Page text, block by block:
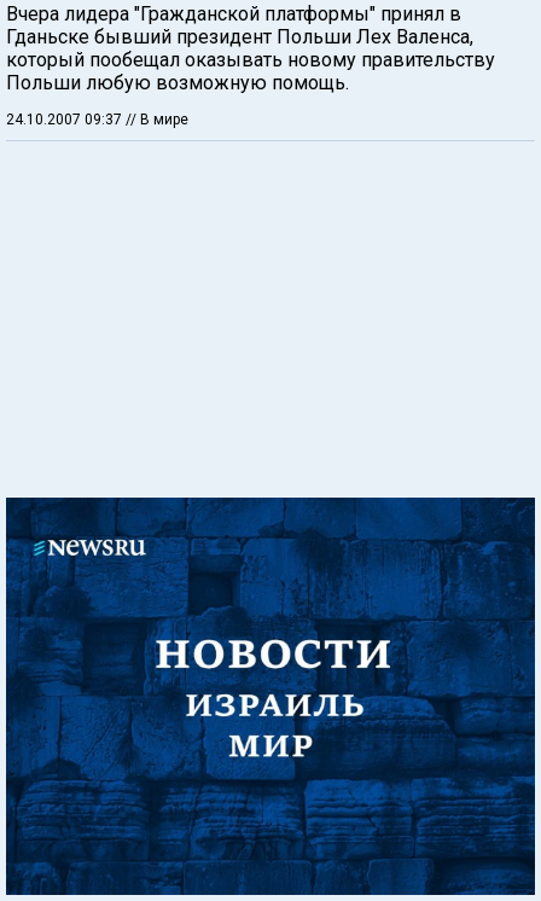
Вчера лидера "Гражданской платформы" принял в
Гданьске бывший президент Польши Лех Валенса,
который пообещал оказывать новому правительству
Польши любую возможную помощь.
24.10.2007 09:37 // В мире